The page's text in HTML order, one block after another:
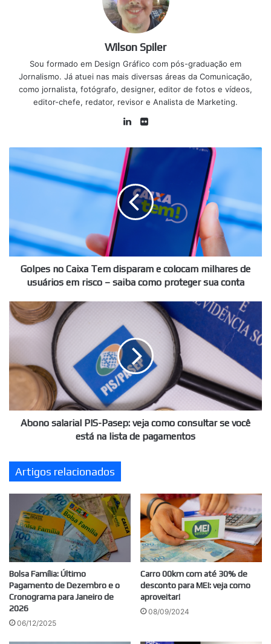
Wilson Spiler
Sou formado em Design Gráfico com pós-graduação em
Jornalismo. Já atuei nas mais diversas áreas da Comunicação,
como jornalista, fotógrafo, designer, editor de fotos e vídeos,
editor-chefe, redator, revisor e Analista de Marketing.
Linkedin
no
Caixa
colocam
milhares
de
usuários
–
saiba
conta
Golpes no Caixa Tem disparam e colocam milhares de
usuários em risco – saiba como proteger sua conta
Abono
salarial
como
consultar
você
está
de
pagamentos
Abono salarial PIS-Pasep: veja como consultar se você
está na lista de pagamentos
Artigos relacionados
Bolsa Família: Último
Pagamento de Dezembro e o
Cronograma para Janeiro de
2026
06/12/2025
Carro 00km com até 30% de
desconto para MEI: veja como
aproveitar!
08/09/2024